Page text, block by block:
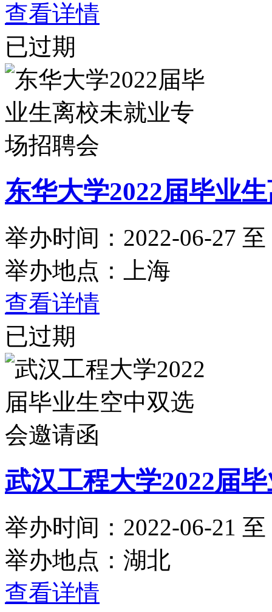
查看详情
已过期
东华大学2022届毕业
举办时间：2022-06-27 至
举办地点：上海
查看详情
已过期
武汉工程大学2022届
举办时间：2022-06-21 至
举办地点：湖北
查看详情